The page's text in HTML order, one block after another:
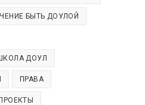
БЫТЬ ДОУЛОЙ
ДОУЛ
ПРАВА
ПРОЕКТЫ